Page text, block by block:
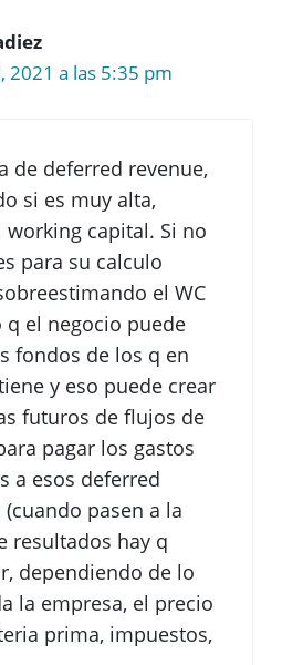
2021 a las 5:35 pm
de deferred revenue,
si es muy alta,
working capital. Si no
para su calculo
el WC
q el negocio puede
fondos de los q en
y eso puede crear
futuros de flujos de
pagar los gastos
a esos deferred
(cuando pasen a la
resultados hay q
dependiendo de lo
la empresa, el precio
prima, impuestos,